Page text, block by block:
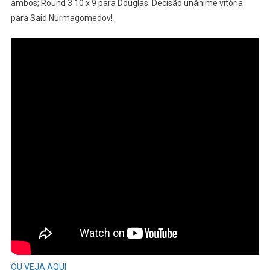
ambos; Round 3 10 x 9 para Douglas. Decisão unânime vitória
para Said Nurmagomedov!
OU VEJA AQUI